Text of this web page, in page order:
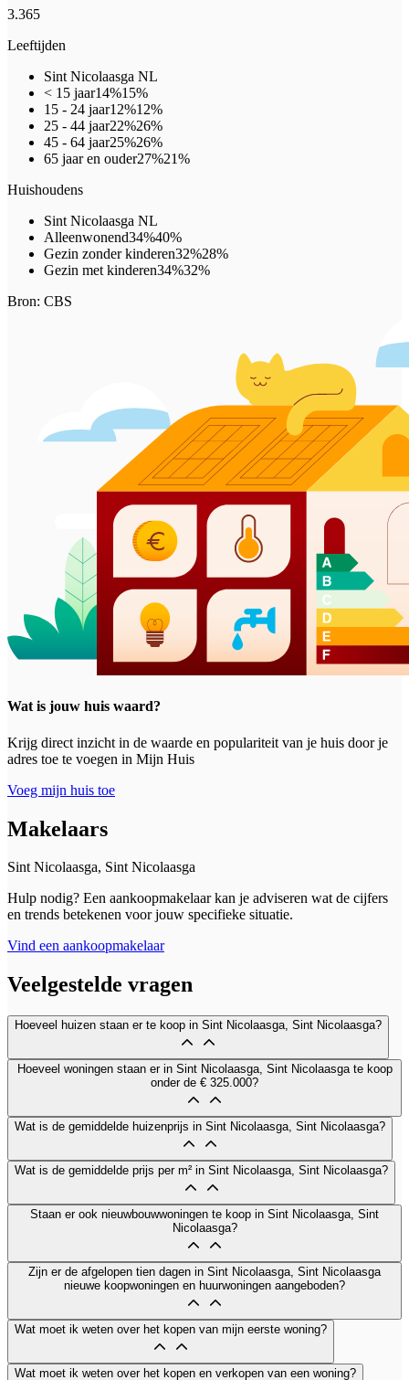
3.365
Leeftijden
Sint Nicolaasga NL
< 15 jaar14%15%
15 - 24 jaar12%12%
25 - 44 jaar22%26%
45 - 64 jaar25%26%
65 jaar en ouder27%21%
Huishoudens
Sint Nicolaasga NL
Alleenwonend34%40%
Gezin zonder kinderen32%28%
Gezin met kinderen34%32%
Bron: CBS
Wat is jouw huis waard?
Krijg direct inzicht in de waarde en populariteit van je huis door je
adres toe te voegen in Mijn Huis
Voeg mijn huis toe
Makelaars
Sint Nicolaasga, Sint Nicolaasga
Hulp nodig? Een aankoopmakelaar kan je adviseren wat de cijfers
en trends betekenen voor jouw specifieke situatie.
Vind een aankoopmakelaar
Veelgestelde vragen
Hoeveel huizen staan er te koop in Sint Nicolaasga, Sint Nicolaasga?
Hoeveel woningen staan er in Sint Nicolaasga, Sint Nicolaasga te koop
onder de € 325.000?
Wat is de gemiddelde huizenprijs in Sint Nicolaasga, Sint Nicolaasga?
Wat is de gemiddelde prijs per m² in Sint Nicolaasga, Sint Nicolaasga?
Staan er ook nieuwbouwwoningen te koop in Sint Nicolaasga, Sint
Nicolaasga?
Zijn er de afgelopen tien dagen in Sint Nicolaasga, Sint Nicolaasga
nieuwe koopwoningen en huurwoningen aangeboden?
Wat moet ik weten over het kopen van mijn eerste woning?
Wat moet ik weten over het kopen en verkopen van een woning?